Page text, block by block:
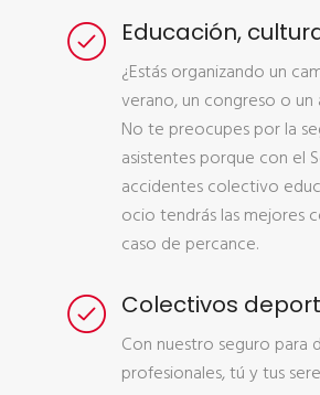
Educación,
¿Estás organizando un
verano, un congreso o
No te preocupes por la
asistentes porque con el
accidentes colectivo
ocio tendrás las mejores
caso de percance.
Colectivos
Con nuestro seguro para
profesionales, tú y tus